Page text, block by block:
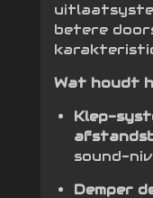
betere
Wat houdt
Klep-
sound-
Demper